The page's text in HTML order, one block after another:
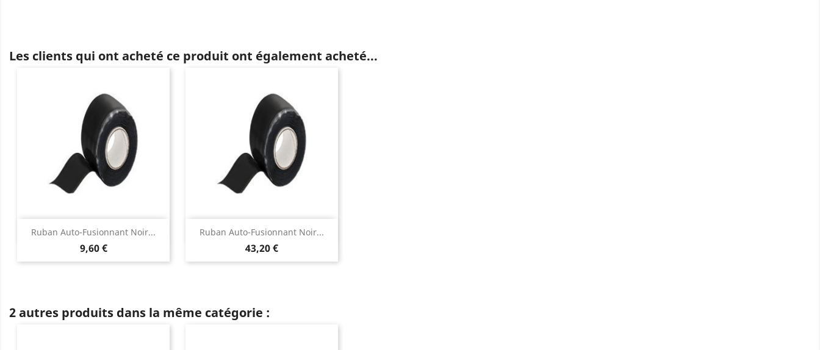
Les clients qui ont acheté ce produit ont également acheté...
Ruban Auto-Fusionnant Noir...
9,60 €
Aperçu rapide Ruban Auto-Fusionnant Noir...
43,20 €
Aperçu rapide
2 autres produits dans la même catégorie :